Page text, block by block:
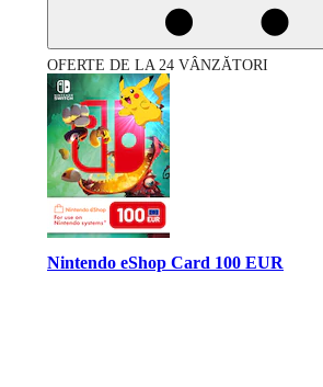
OFERTE DE LA 24 VÂNZĂTORI
Nintendo eShop Card 100 EUR